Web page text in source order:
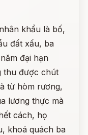
khẩu là bố,
đất xấu, ba
đại hạn
thu được chút
từ hòm rương,
lương thực mà
cách, họ
khoá quách ba